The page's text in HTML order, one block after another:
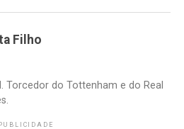
Filho
Torcedor do Tottenham e do Real
PUBLICIDADE